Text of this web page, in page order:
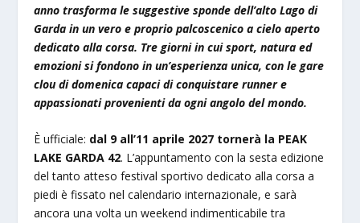
anno trasforma le suggestive sponde dell’alto Lago di
Garda in un vero e proprio palcoscenico a cielo aperto
dedicato alla corsa. Tre giorni in cui sport, natura ed
emozioni si fondono in un’esperienza unica, con le gare
clou di domenica capaci di conquistare runner e
appassionati provenienti da ogni angolo del mondo.
È ufficiale: dal 9 all’11 aprile 2027 tornerà la PEAK
LAKE GARDA 42. L’appuntamento con la sesta edizione
del tanto atteso festival sportivo dedicato alla corsa a
piedi è fissato nel calendario internazionale, e sarà
ancora una volta un weekend indimenticabile tra